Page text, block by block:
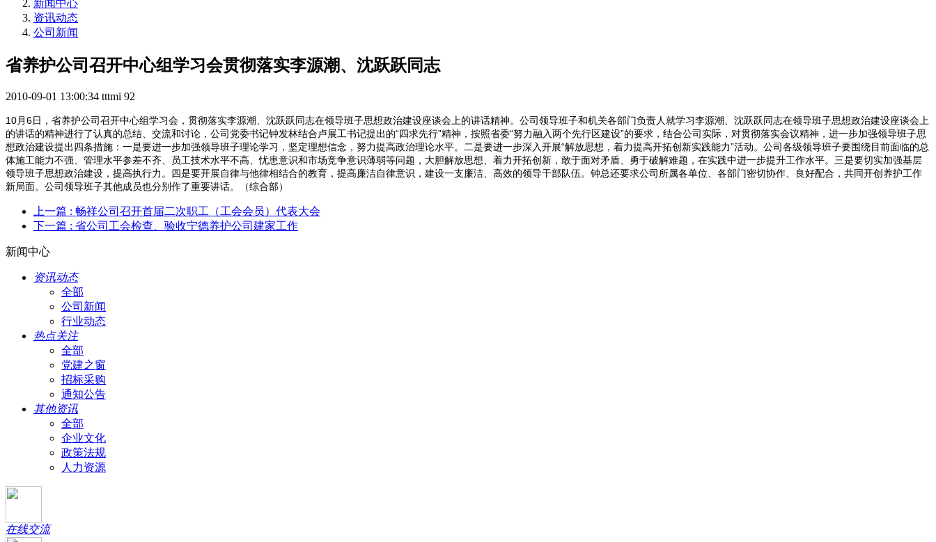
新闻中心
资讯动态
公司新闻
省养护公司召开中心组学习会贯彻落实李源潮、沈跃跃同志
2010-09-01 13:00:34 tttmi 92
10月6日，省养护公司召开中心组学习会，贯彻落实李源潮、沈跃跃同志在领导班子思想政治建设座谈会上的讲话精神。公司领导班子和机关各部门负责人就学习李源潮、沈跃跃同志在领导班子思想政治建设座谈会上
的讲话的精神进行了认真的总结、交流和讨论，公司党委书记钟发林结合卢展工书记提出的“四求先行”精神，按照省委“努力融入两个先行区建设”的要求，结合公司实际，对贯彻落实会议精神，进一步加强领导班子思
想政治建设提出四条措施：一是要进一步加强领导班子理论学习，坚定理想信念，努力提高政治理论水平。二是要进一步深入开展“解放思想，着力提高开拓创新实践能力”活动。公司各级领导班子要围绕目前面临的总
体施工能力不强、管理水平参差不齐、员工技术水平不高、忧患意识和市场竞争意识薄弱等问题，大胆解放思想、着力开拓创新，敢于面对矛盾、勇于破解难题，在实践中进一步提升工作水平。三是要切实加强基层
领导班子思想政治建设，提高执行力。四是要开展自律与他律相结合的教育，提高廉洁自律意识，建设一支廉洁、高效的领导干部队伍。钟总还要求公司所属各单位、各部门密切协作、良好配合，共同开创养护工作
新局面。公司领导班子其他成员也分别作了重要讲话。（综合部）
上一篇 : 畅祥公司召开首届二次职工（工会会员）代表大会
下一篇 : 省公司工会检查、验收宁德养护公司建家工作
新闻中心
资讯动态
全部
公司新闻
行业动态
热点关注
全部
党建之窗
招标采购
通知公告
其他资讯
全部
企业文化
政策法规
人力资源
在线交流